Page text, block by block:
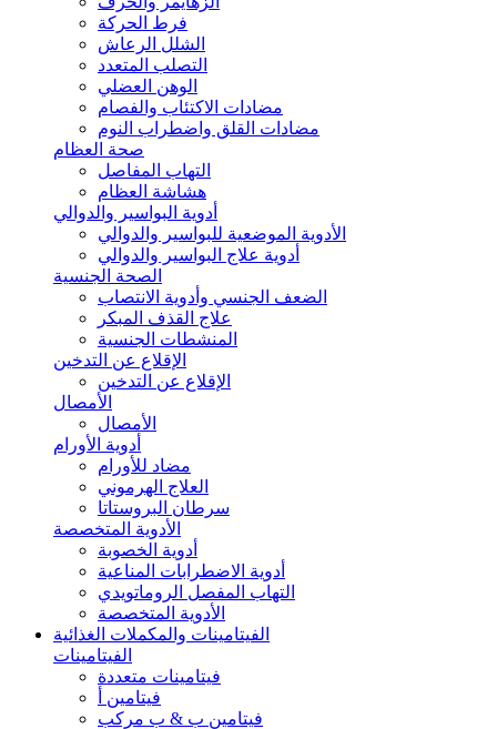
فرط الحركة
الشلل الرعاش
التصلب المتعدد
الوهن العضلي
مضادات الاكتئاب والفصام
مضادات القلق واضطراب النوم
صحة العظام
التهاب المفاصل
هشاشة العظام
أدوية البواسير والدوالي
الأدوية الموضعية للبواسير والدوالي
أدوية علاج البواسير والدوالي
الصحة الجنسية
الضعف الجنسي وأدوية الانتصاب
علاج القذف المبكر
المنشطات الجنسية
الإقلاع عن التدخين
الإقلاع عن التدخين
الأمصال
الأمصال
أدوية الأورام
مضاد للأورام
العلاج الهرموني
سرطان البروستاتا
الأدوية المتخصصة
أدوية الخصوبة
أدوية الاضطرابات المناعية
التهاب المفصل الروماتويدي
الأدوية المتخصصة
الفيتامينات والمكملات الغذائية
الفيتامينات
فيتامينات متعددة
فيتامين أ
فيتامين ب & ب مركب